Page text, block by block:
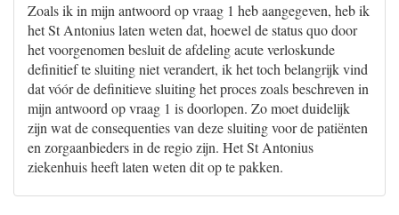
Zoals ik in mijn antwoord op vraag 1 heb aangegeven, heb ik
het St Antonius laten weten dat, hoewel de status quo door
het voorgenomen besluit de afdeling acute verloskunde
definitief te sluiting niet verandert, ik het toch belangrijk vind
dat vóór de definitieve sluiting het proces zoals beschreven in
mijn antwoord op vraag 1 is doorlopen. Zo moet duidelijk
zijn wat de consequenties van deze sluiting voor de patiënten
en zorgaanbieders in de regio zijn. Het St Antonius
ziekenhuis heeft laten weten dit op te pakken.